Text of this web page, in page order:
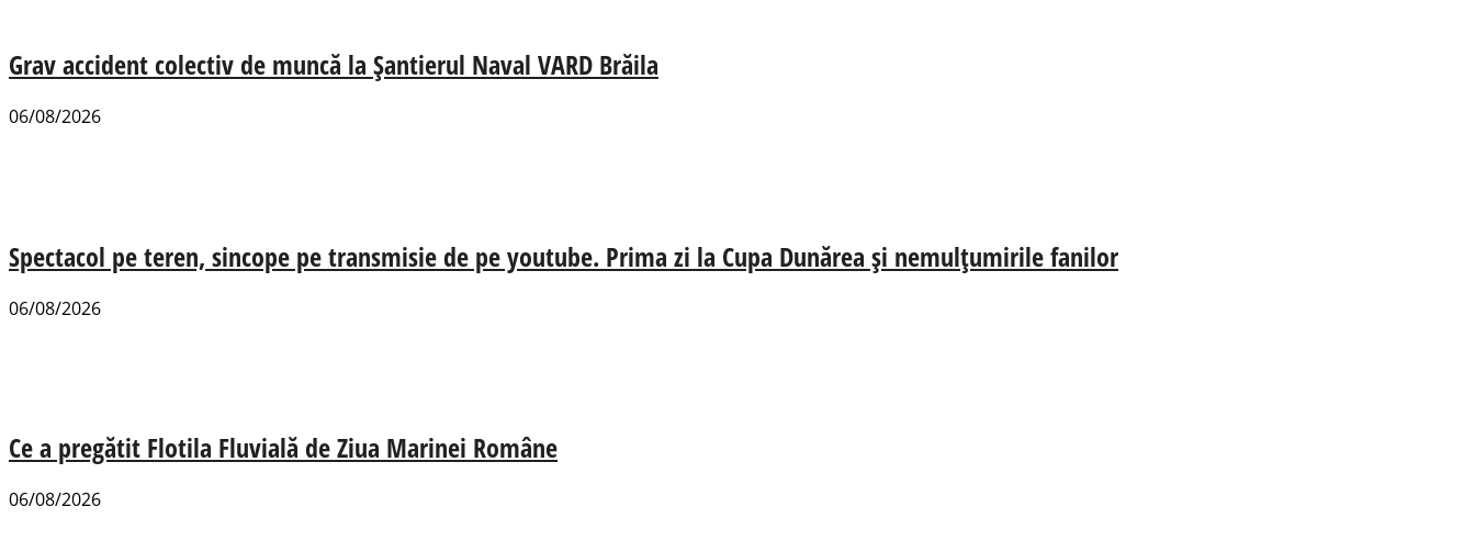
Grav accident colectiv de muncă la Șantierul Naval VARD Brăila
06/08/2026
Spectacol pe teren, sincope pe transmisie de pe youtube. Prima zi la Cupa Dunărea și nemulțumirile fanilor
06/08/2026
Ce a pregătit Flotila Fluvială de Ziua Marinei Române
06/08/2026